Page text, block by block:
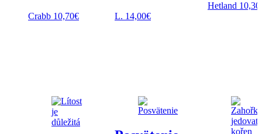
Crabb 10,70€ L. 14,00€
Hetland 10,30